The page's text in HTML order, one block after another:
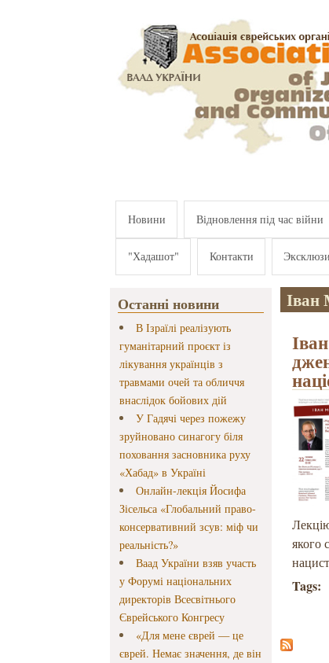
Новини Відновлення під час війни
"Хадашот" Контакти
Останні новини
В Ізраїлі реалізують
гуманітарний проєкт із
лікування українців з
травмами очей та обличчя
внаслідок бойових дій
У Гадячі через пожежу
зруйновано синагогу біля
поховання засновника руху
«Хабад» в Україні
Онлайн-лекція Йосифа
Зісельса «Глобальний право-
консервативний зсув: міф чи
реальність?»
Ваад України взяв участь
у Форумі національних
директорів Всесвітнього
Єврейського Конгресу
«Для мене єврей — це
єврей. Немає значення, де він
Іван
якого
Tags: